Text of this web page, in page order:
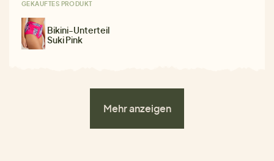
GEKAUFTES PRODUKT
Bikini-Unterteil
Suki Pink
Mehr anzeigen